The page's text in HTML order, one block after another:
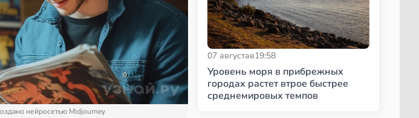
нейросетью Midjourney
07 августав19:58
Уровень моря в прибрежных
городах растет втрое быстрее
среднемировых темпов